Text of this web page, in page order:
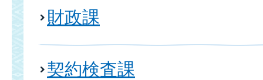
財政課
契約検査課